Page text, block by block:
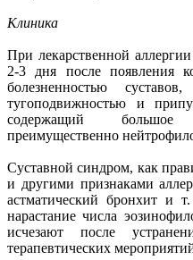
Клиника
При лекарственной
2-3 дня после появления
болезненностью
тугоподвижностью и
содержащий большое
преимущественно
Суставной синдром, как
и другими признаками
астматический бронхит и
нарастание числа
исчезают после
терапевтических